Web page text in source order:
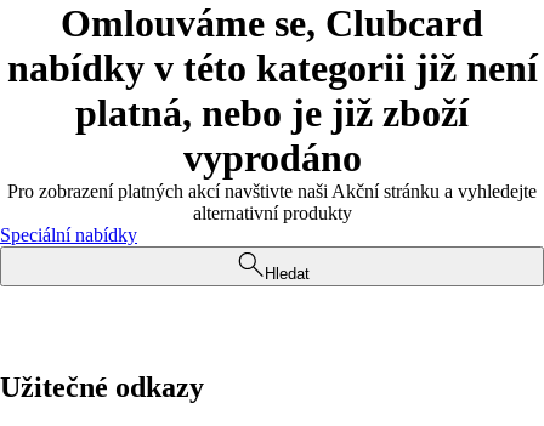
Omlouváme se, Clubcard
nabídky v této kategorii již není
platná, nebo je již zboží
vyprodáno
Pro zobrazení platných akcí navštivte naši Akční stránku a vyhledejte
alternativní produkty
Speciální nabídky
Hledat
Užitečné odkazy